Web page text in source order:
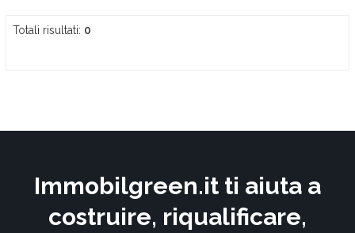
Totali risultati: 0
Immobilgreen.it ti aiuta a
costruire, riqualificare,